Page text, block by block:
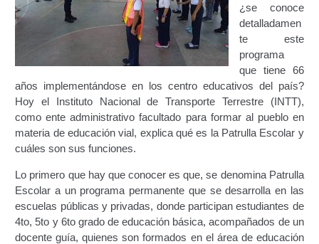
Certificación Provisional de Prestación del Servicio de
Transporte Público de Personas Modalidad Periférico
(RUTAS SUBURBANA O INTERURBANAS) – Servicio
Consultas Privadas
Educación Vial
Estacionamientos registrados ante el INTT
Estructura Organizativa del INTT
¿se conoce
detalladamen
te este
programa
que tiene 66
años implementándose en los centro educativos del país?
Hoy el Instituto Nacional de Transporte Terrestre (INTT),
como ente administrativo facultado para formar al pueblo en
materia de educación vial, explica qué es la Patrulla Escolar y
cuáles son sus funciones.
Lo primero que hay que conocer es que, se denomina Patrulla
Escolar a un programa permanente que se desarrolla en las
escuelas públicas y privadas, donde participan estudiantes de
4to, 5to y 6to grado de educación básica, acompañados de un
docente guía, quienes son formados en el área de educación